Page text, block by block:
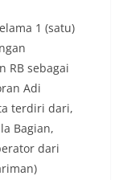
Sunggal
Ingatkan
Jelang HUT
2026 — Dalam
yang ke-81,
Aiptu
kegiatan
1 (satu)
RB sebagai
Adi
terdiri dari,
Bagian,
dari